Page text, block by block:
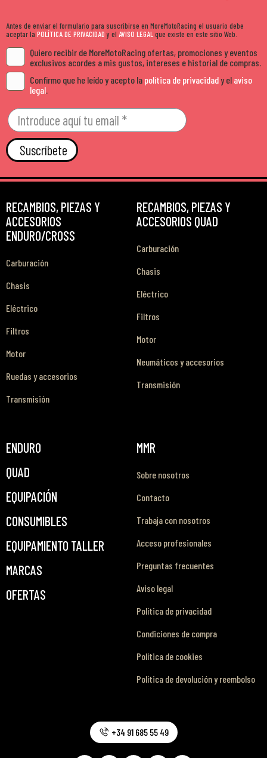
Antes de enviar el formulario para suscribirse en MoreMotoRacing el usuario debe
aceptar la POLÍTICA DE PRIVACIDADy el AVISO LEGALque existe en este sitio Web.
Quiero recibir de MoreMotoRacing ofertas, promociones y eventos
exclusivos acordes a mis gustos, intereses e historial de compras.
Confirmo que he leído y acepto la política de privacidady el aviso
legal
Suscríbete
RECAMBIOS, PIEZAS Y
ACCESORIOS
ENDURO/CROSS
Carburación
Chasis
Eléctrico
Filtros
Motor
Ruedas y accesorios
Transmisión
RECAMBIOS, PIEZAS Y
ACCESORIOS QUAD
Carburación
Chasis
Eléctrico
Filtros
Motor
Neumáticos y accesorios
Transmisión
ENDURO
QUAD
EQUIPACIÓN
CONSUMIBLES
EQUIPAMIENTO TALLER
MARCAS
OFERTAS
MMR
Sobre nosotros
Contacto
Trabaja con nosotros
Acceso profesionales
Preguntas frecuentes
Aviso legal
Política de privacidad
Condiciones de compra
Política de cookies
Política de devolución y reembolso
+34 91 685 55 49